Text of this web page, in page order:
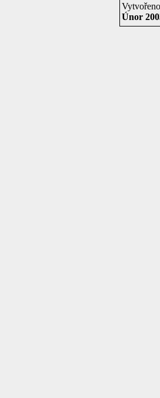
Vytvořeno
Únor